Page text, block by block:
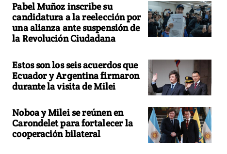
Pabel Muñoz inscribe su
candidatura a la reelección por
una alianza ante suspensión de
la Revolución Ciudadana
Estos son los seis acuerdos que
Ecuador y Argentina firmaron
durante la visita de Milei
Noboa y Milei se reúnen en
Carondelet para fortalecer la
cooperación bilateral